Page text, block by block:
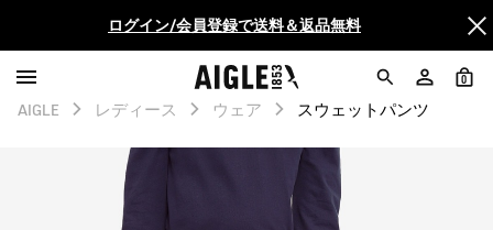
AIGLE CLUB ポイントサービス終了のお知らせ
【最大50%OFF】FINAL SALEがスタート！
AIGLE CLUB ポイントサービス終了のお知らせ
0
AIGLE レディース ウェア スウェットパンツ